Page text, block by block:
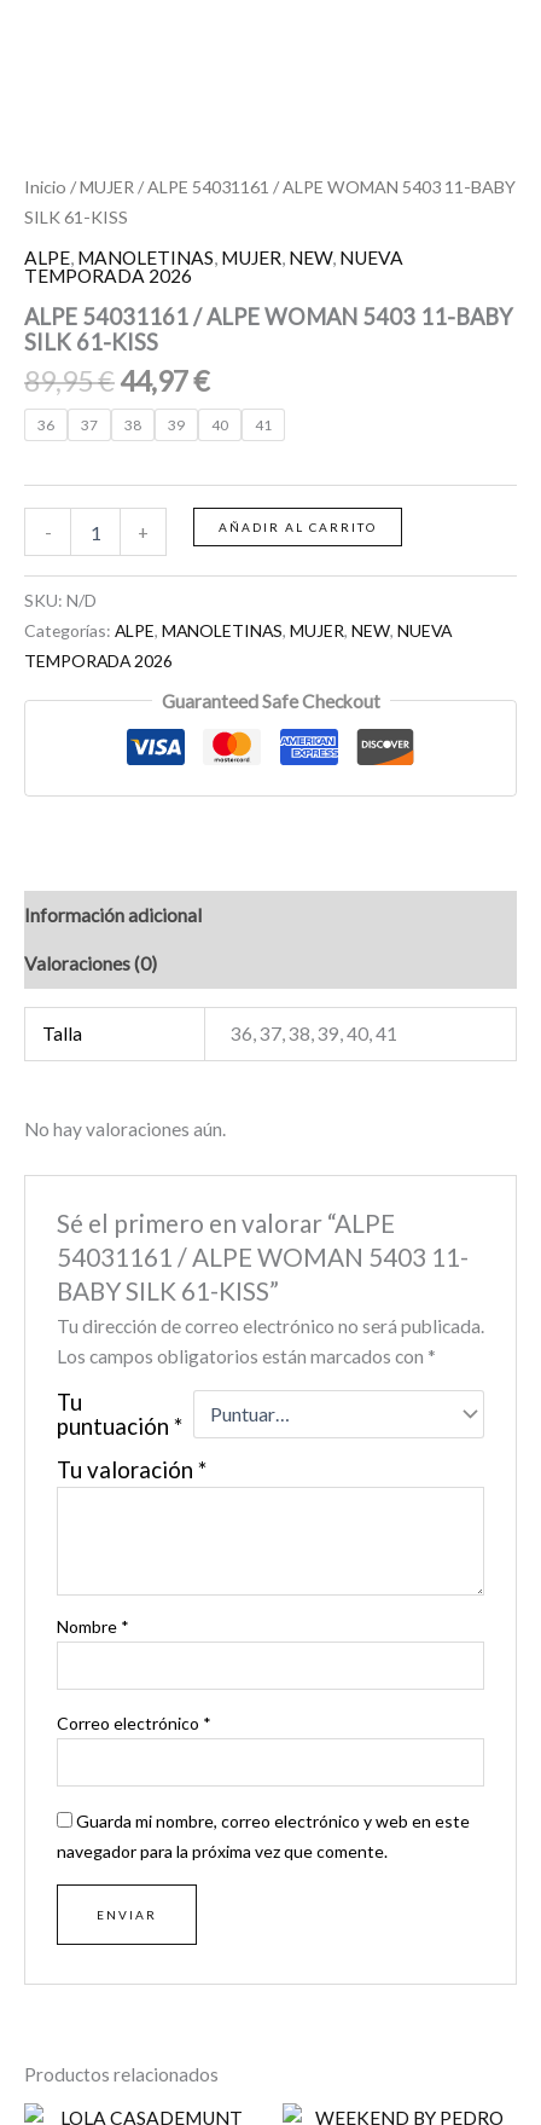
Inicio /MUJER / ALPE 54031161 / ALPE WOMAN 5403 11-BABY
SILK 61-KISS
ALPE, MANOLETINAS, MUJER, NEW, NUEVA
TEMPORADA 2026
ALPE 54031161 / ALPE WOMAN 5403 11-BABY
SILK 61-KISS
89,95€44,97€
36 37 38 39 40 41
- + AÑADIR AL CARRITO
SKU: N/D
Categorías: ALPE, MANOLETINAS, MUJER, NEW, NUEVA
TEMPORADA 2026
Guaranteed Safe Checkout
Información adicional
Valoraciones (0)
Talla 36, 37, 38, 39, 40, 41
No hay valoraciones aún.
Sé el primero en valorar “ALPE
54031161 / ALPE WOMAN 5403 11-
BABY SILK 61-KISS”
Tu dirección de correo electrónico no será publicada.
Los campos obligatorios están marcados con *
Tu
puntuación *
Tu valoración *
Nombre *
Correo electrónico *
Guarda mi nombre, correo electrónico y web en este
navegador para la próxima vez que comente.
Productos relacionados
El
El
El
El